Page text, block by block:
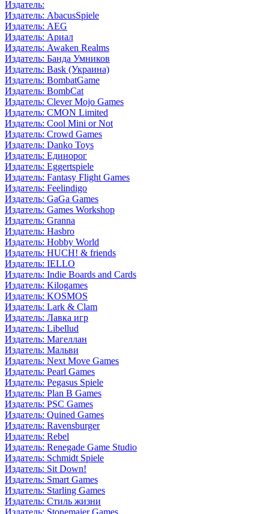
Издатель:
Издатель: AbacusSpiele
Издатель: AEG
Издатель: Ариал
Издатель: Awaken Realms
Издатель: Банда Умников
Издатель: Bask (Украина)
Издатель: BombatGame
Издатель: BombCat
Издатель: Clever Mojo Games
Издатель: CMON Limited
Издатель: Cool Mini or Not
Издатель: Crowd Games
Издатель: Danko Toys
Издатель: Единорог
Издатель: Eggertspiele
Издатель: Fantasy Flight Games
Издатель: Feelindigo
Издатель: GaGa Games
Издатель: Games Workshop
Издатель: Granna
Издатель: Hasbro
Издатель: Hobby World
Издатель: HUCH! & friends
Издатель: IELLO
Издатель: Indie Boards and Cards
Издатель: Kilogames
Издатель: KOSMOS
Издатель: Lark & Clam
Издатель: Лавка игр
Издатель: Libellud
Издатель: Магеллан
Издатель: Мальви
Издатель: Next Move Games
Издатель: Pearl Games
Издатель: Pegasus Spiele
Издатель: Plan B Games
Издатель: PSC Games
Издатель: Quined Games
Издатель: Ravensburger
Издатель: Rebel
Издатель: Renegade Game Studio
Издатель: Schmidt Spiele
Издатель: Sit Down!
Издатель: Smart Games
Издатель: Starling Games
Издатель: Стиль жизни
Издатель: Stonemaier Games